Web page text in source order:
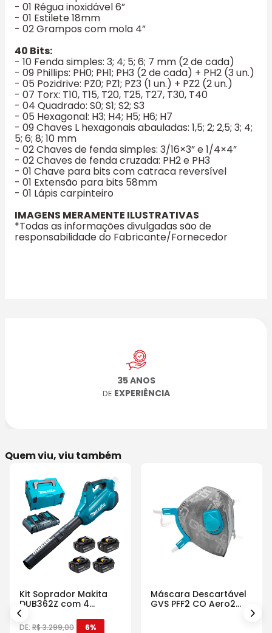
- 01 Régua inoxidável 6”
- 01 Estilete 18mm
- 02 Grampos com mola 4”
40 Bits:
- 10 Fenda simples: 3; 4; 5; 6; 7 mm (2 de cada)
- 09 Phillips: PH0; PH1; PH3 (2 de cada) + PH2 (3 un.)
- 05 Pozidrive: PZ0; PZ1; PZ3 (1 un.) + PZ2 (2 un.)
- 07 Torx: T10, T15, T20, T25, T27, T30, T40
- 04 Quadrado: S0; S1; S2; S3
- 05 Hexagonal: H3; H4; H5; H6; H7
- 09 Chaves L hexagonais abauladas: 1,5; 2; 2,5; 3; 4;
5; 6; 8; 10 mm
- 02 Chaves de fenda simples: 3/16×3” e 1/4×4”
- 02 Chaves de fenda cruzada: PH2 e PH3
- 01 Chave para bits com catraca reversível
- 01 Extensão para bits 58mm
- 01 Lápis carpinteiro
IMAGENS MERAMENTE ILUSTRATIVAS
*Todas as informações divulgadas são de
responsabilidade do Fabricante/Fornecedor
35 ANOS
DE EXPERIÊNCIA
Quem viu, viu também
Kit Soprador Makita
DUB362Z com 4
Baterias Carregador e
Maleta
DE: R$3.299,00 6%
Máscara Descartável
GVS PFF2 CO Aero2